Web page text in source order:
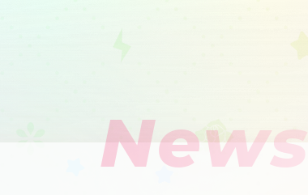
Home
News